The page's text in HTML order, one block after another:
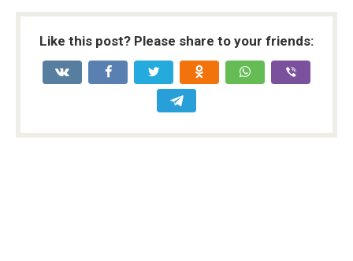
Like this post? Please share to your friends: